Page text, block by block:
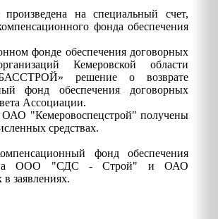
на специальный счет,
фонда обеспечения
фонде обеспечения договорных
Кемеровской области
решение о возврате
фонд обеспечения договорных
Ассоциации.
"Кемеровоспецстрой" получены
средствах.
фонд обеспечения
ООО "СДС - Строй" и ОАО
заявлениях.